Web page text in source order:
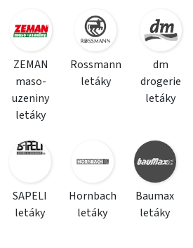
ZEMAN
maso-
uzeniny
letáky
Rossmann
letáky
dm
drogerie
letáky
SAPELI
letáky
Hornbach
letáky
Baumax
letáky